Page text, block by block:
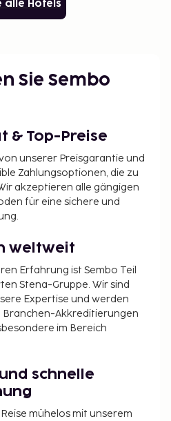
alle Hotels
Sie Sembo
& Top-Preise
unserer Preisgarantie und
Zahlungsoptionen, die zu
akzeptieren alle gängigen
für eine sichere und
weltweit
Erfahrung ist Sembo Teil
Stena-Gruppe. Wir sind
Expertise und werden
Akkreditierungen
im Bereich
schnelle
mühelos mit unserem